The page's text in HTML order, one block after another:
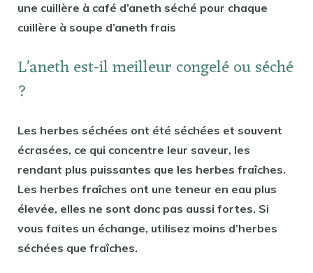
une cuillère à café d’aneth séché pour chaque
cuillère à soupe d’aneth frais
L’aneth est-il meilleur congelé ou séché
?
Les herbes séchées ont été séchées et souvent
écrasées, ce qui concentre leur saveur, les
rendant plus puissantes que les herbes fraîches.
Les herbes fraîches ont une teneur en eau plus
élevée, elles ne sont donc pas aussi fortes. Si
vous faites un échange, utilisez moins d’herbes
séchées que fraîches.